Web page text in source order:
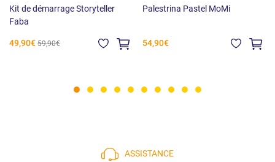
Kit de démarrage Storyteller
Faba
49,90€ 59,90€
Palestrina Pastel MoMi
54,90€
ASSISTANCE